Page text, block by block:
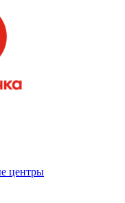
центры